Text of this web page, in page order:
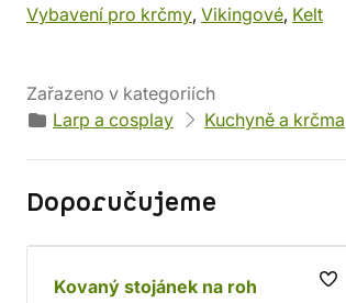
Vybavení pro krčmy, Vikingové, Kelt
Zařazeno v kategoriích
Larp a cosplay
Kuchyně a krčma
Doporučujeme
Kovaný stojánek na roh